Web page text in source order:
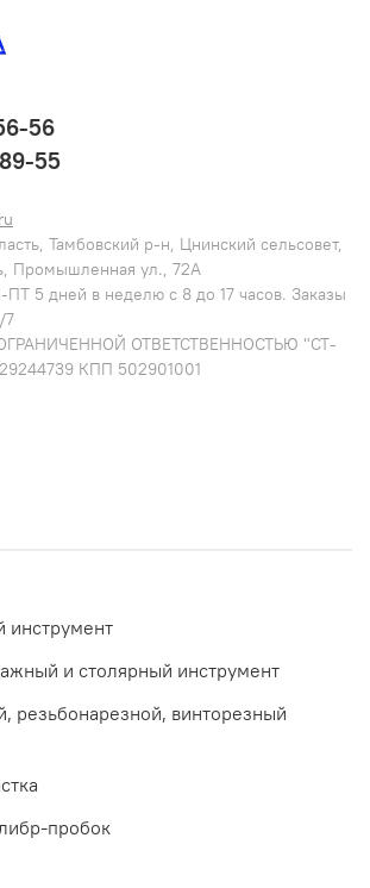
инструмент
и столярный инструмент
резьбонарезной, винторезный
пробок
56
55
Тамбовский р-н, Цнинский сельсовет,
Промышленная ул., 72А
5 дней в неделю с 8 до 17 часов. Заказы
7
ОТВЕТСТВЕННОСТЬЮ "СТ-
КПП 502901001